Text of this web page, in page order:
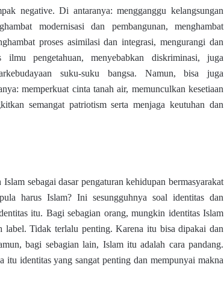
negative. Di antaranya: mengganggu kelangsungan
modernisasi dan pembangunan, menghambat
proses asimilasi dan integrasi, mengurangi dan
ilmu pengetahuan, menyebabkan diskriminasi, juga
suku-suku bangsa. Namun, bisa juga
memperkuat cinta tanah air, memunculkan kesetiaan
semangat patriotism serta menjaga keutuhan dan
sebagai dasar pengaturan kehidupan bermasyarakat
harus Islam? Ini sesungguhnya soal identitas dan
itu. Bagi sebagian orang, mungkin identitas Islam
label. Tidak terlalu penting. Karena itu bisa dipakai dan
bagi sebagian lain, Islam itu adalah cara pandang.
itu identitas yang sangat penting dan mempunyai makna